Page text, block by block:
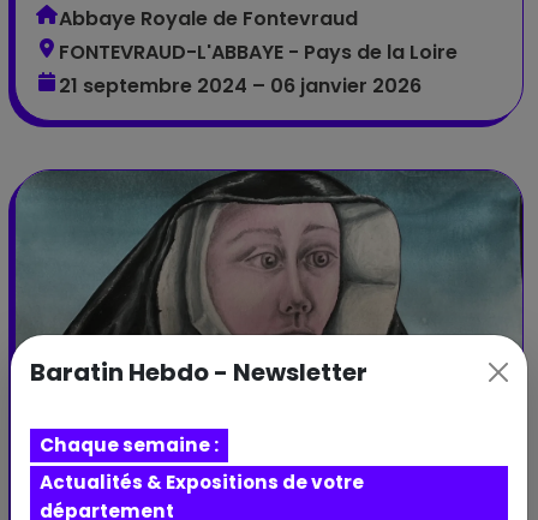
Abbaye Royale de Fontevraud
FONTEVRAUD-L'ABBAYE - Pays de la Loire
21 septembre 2024 – 06 janvier 2026
Baratin Hebdo - Newsletter
Chaque semaine :
Actualités & Expositions de votre
département